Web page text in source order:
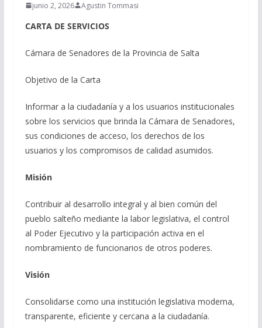
junio 2, 2026 Agustin Tommasi
CARTA DE SERVICIOS
Cámara de Senadores de la Provincia de Salta
Objetivo de la Carta
Informar a la ciudadanía y a los usuarios institucionales
sobre los servicios que brinda la Cámara de Senadores,
sus condiciones de acceso, los derechos de los
usuarios y los compromisos de calidad asumidos.
Misión
Contribuir al desarrollo integral y al bien común del
pueblo salteño mediante la labor legislativa, el control
al Poder Ejecutivo y la participación activa en el
nombramiento de funcionarios de otros poderes.
Visión
Consolidarse como una institución legislativa moderna,
transparente, eficiente y cercana a la ciudadanía.